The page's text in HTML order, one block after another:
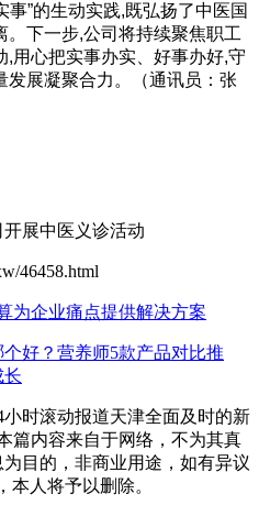
事”的生动实践,既弘扬了中医国
下一步,公司将持续聚焦职工
,用心把实事办实、好事办好,守
发展凝聚合力。（通讯员：张
展中医义诊活动
46458.html
为企业痛点提供解决方案
好？营养师5款产品对比推
长
时滚动报道天津全面及时的新
篇内容来自于网络，不为其真
目的，非商业用途，如有异议
本人将予以删除。